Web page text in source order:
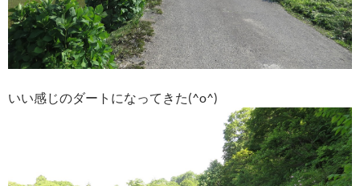
いい感じのダートになってきた(^o^)